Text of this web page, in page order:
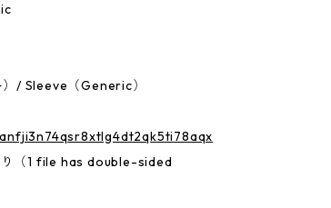
/ Sleeve（Generic）
（1 file has double-sided